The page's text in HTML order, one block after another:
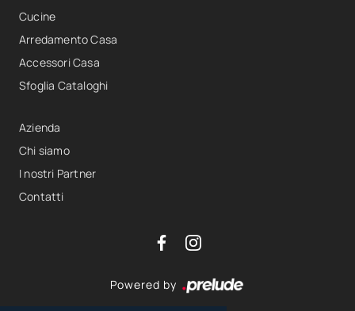
Cucine
Arredamento Casa
Accessori Casa
Sfoglia Cataloghi
Azienda
Chi siamo
I nostri Partner
Contatti
Powered by